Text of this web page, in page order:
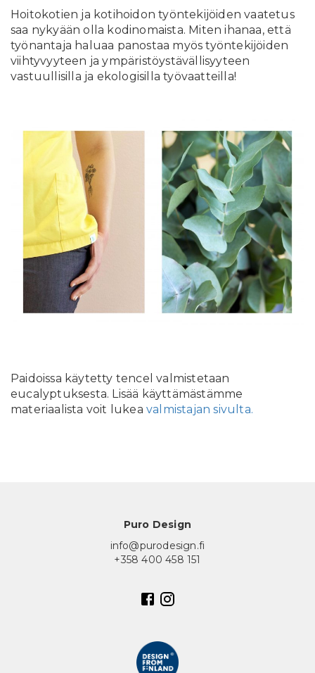
Hoitokotien ja kotihoidon työntekijöiden vaatetus
saa nykyään olla kodinomaista. Miten ihanaa, että
työnantaja haluaa panostaa myös työntekijöiden
viihtyvyyteen ja ympäristöystävällisyyteen
vastuullisilla ja ekologisilla työvaatteilla!
Paidoissa käytetty tencel valmistetaan
eucalyptuksesta. Lisää käyttämästämme
materiaalista voit lukea valmistajan sivulta.
Puro Design
info@purodesign.fi
+358 400 458 151